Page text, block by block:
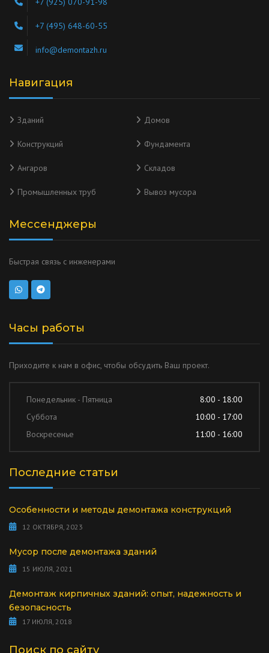
+7 (495) 648-60-55
info@demontazh.ru
Навигация
Зданий Домов
Конструкций Фундамента
Ангаров Складов
Промышленных труб Вывоз мусора
Мессенджеры
Быстрая связь с инженерами
Часы работы
Приходите к нам в офис, чтобы обсудить Ваш проект.
Понедельник - Пятница
8:00 - 18:00
Суббота
10:00 - 17:00
Воскресенье
11:00 - 16:00
Последние статьи
Особенности и методы демонтажа конструкций
12 ОКТЯБРЯ, 2023
Мусор после демонтажа зданий
15 ИЮЛЯ, 2021
Демонтаж кирпичных зданий: опыт, надежность и
безопасность
17 ИЮЛЯ, 2018
Поиск по сайту